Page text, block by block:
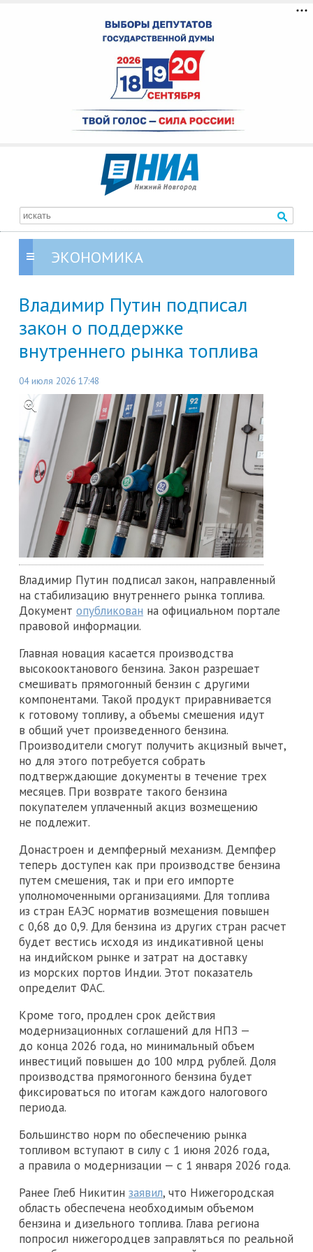
ЭКОНОМИКА
Владимир Путин подписал
закон о поддержке
внутреннего рынка топлива
04 июля 2026 17:48
Владимир Путин подписал закон, направленный
на стабилизацию внутреннего рынка топлива.
Документ опубликован на официальном портале
правовой информации.
Главная новация касается производства
высокооктанового бензина. Закон разрешает
смешивать прямогонный бензин с другими
компонентами. Такой продукт приравнивается
к готовому топливу, а объемы смешения идут
в общий учет произведенного бензина.
Производители смогут получить акцизный вычет,
но для этого потребуется собрать
подтверждающие документы в течение трех
месяцев. При возврате такого бензина
покупателем уплаченный акциз возмещению
не подлежит.
Донастроен и демпферный механизм. Демпфер
теперь доступен как при производстве бензина
путем смешения, так и при его импорте
уполномоченными организациями. Для топлива
из стран ЕАЭС норматив возмещения повышен
с 0,68 до 0,9. Для бензина из других стран расчет
будет вестись исходя из индикативной цены
на индийском рынке и затрат на доставку
из морских портов Индии. Этот показатель
определит ФАС.
Кроме того, продлен срок действия
модернизационных соглашений для НПЗ —
до конца 2026 года, но минимальный объем
инвестиций повышен до 100 млрд рублей. Доля
производства прямогонного бензина будет
фиксироваться по итогам каждого налогового
периода.
Большинство норм по обеспечению рынка
топливом вступают в силу с 1 июня 2026 года,
а правила о модернизации — с 1 января 2026 года.
Ранее Глеб Никитин заявил, что Нижегородская
область обеспечена необходимым объемом
бензина и дизельного топлива. Глава региона
попросил нижегородцев заправляться по реальной